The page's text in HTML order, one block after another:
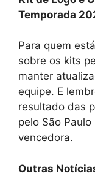
Temporada
Para quem
sobre os kits
manter
equipe. E
resultado das
pelo São
vencedora.
Outras